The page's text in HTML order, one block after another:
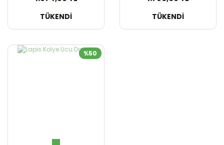
TÜKENDİ
SEPETE EKLE TÜKENDİ
SEPETE EKLE
%50